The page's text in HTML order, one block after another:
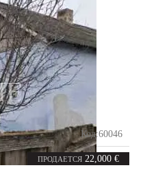
ПРОДАЕТСЯ 22,000 €
Код:60046
37 m²